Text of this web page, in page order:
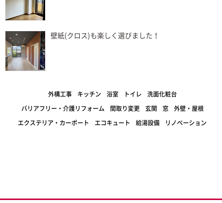
壁紙(クロス)も楽しく選びました！
外構工事 キッチン 浴室 トイレ 洗面化粧台
バリアフリー・介護リフォーム 間取り変更 玄関 窓 外壁・屋根
エクステリア・カーポート エコキュート 給湯設備 リノベーション